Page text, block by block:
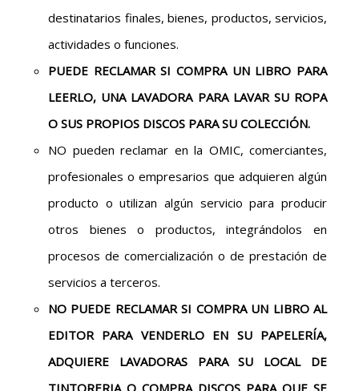
destinatarios finales, bienes, productos, servicios,
actividades o funciones.
PUEDE RECLAMAR SI COMPRA UN LIBRO PARA
LEERLO, UNA LAVADORA PARA LAVAR SU ROPA
O SUS PROPIOS DISCOS PARA SU COLECCIÓN.
NO pueden reclamar en la OMIC, comerciantes,
profesionales o empresarios que adquieren algún
producto o utilizan algún servicio para producir
otros bienes o productos, integrándolos en
procesos de comercialización o de prestación de
servicios a terceros.
NO PUEDE RECLAMAR SI COMPRA UN LIBRO AL
EDITOR PARA VENDERLO EN SU PAPELERÍA,
ADQUIERE LAVADORAS PARA SU LOCAL DE
TINTORERIA O COMPRA DISCOS PARA QUE SE